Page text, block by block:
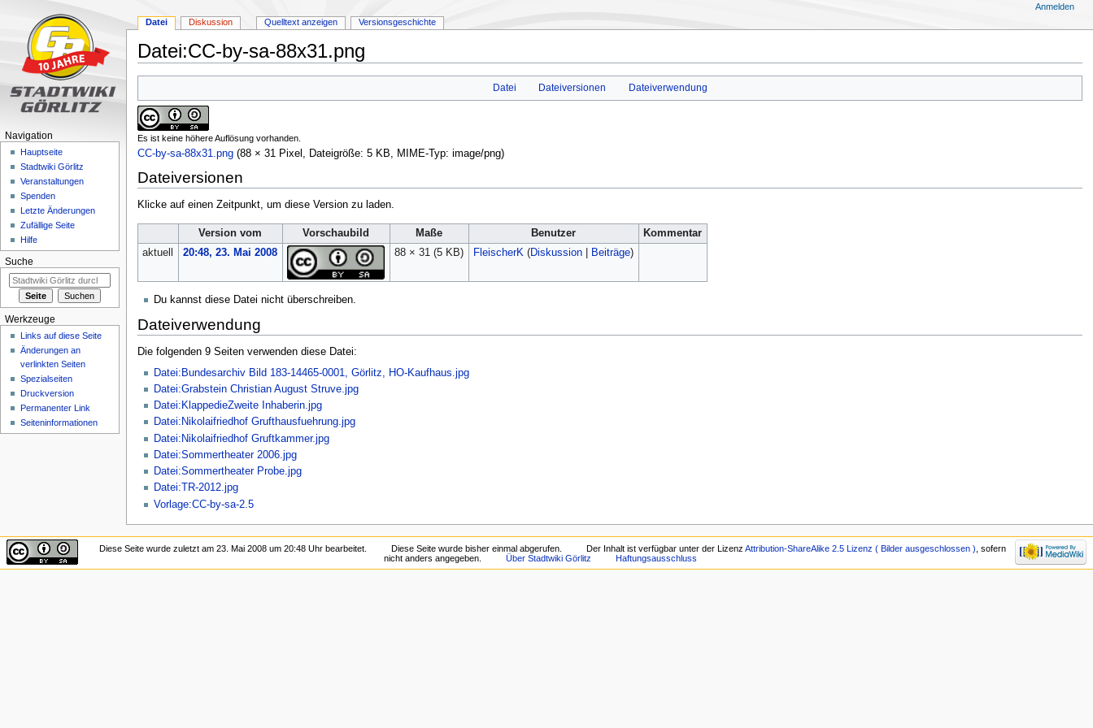
Datei:CC-by-sa-88x31.png
Navigation
springen
Suche
springen
Datei Dateiversionen Dateiverwendung
Es ist keine höhere Auflösung vorhanden.
CC-by-sa-88x31.png‎ (88 × 31 Pixel, Dateigröße: 5 KB, MIME-Typ: image/png)
Dateiversionen
Klicke auf einen Zeitpunkt, um diese Version zu laden.
Version vom Vorschaubild Maße Benutzer
Kommentar
aktuell
20:48, 23. Mai 2008 88 × 31 (5 KB) FleischerK (Diskussion| Beiträge)
Du kannst diese Datei nicht überschreiben.
Dateiverwendung
Die folgenden 9 Seiten verwenden diese Datei:
Datei:Bundesarchiv Bild 183-14465-0001, Görlitz, HO-Kaufhaus.jpg
Datei:Grabstein Christian August Struve.jpg
Datei:KlappedieZweite Inhaberin.jpg
Datei:Nikolaifriedhof Grufthausfuehrung.jpg
Datei:Nikolaifriedhof Gruftkammer.jpg
Datei:Sommertheater 2006.jpg
Datei:Sommertheater Probe.jpg
Datei:TR-2012.jpg
Vorlage:CC-by-sa-2.5
Datei Diskussion Quelltext anzeigen Versionsgeschichte
Anmelden
Navigation
Hauptseite
Stadtwiki Görlitz
Veranstaltungen
Spenden
Letzte Änderungen
Zufällige Seite
Hilfe
Suche
Werkzeuge
Links auf diese Seite
Änderungen an
verlinkten Seiten
Spezialseiten
Druckversion
Permanenter Link
Seiten­informationen
Diese Seite wurde zuletzt am 23. Mai 2008 um 20:48 Uhr bearbeitet. Diese Seite wurde bisher einmal abgerufen. Der Inhalt ist verfügbar unter der Lizenz Attribution-ShareAlike 2.5 Lizenz ( Bilder ausgeschlossen ) , sofern
nicht anders angegeben.
Über Stadtwiki Görlitz Haftungsausschluss